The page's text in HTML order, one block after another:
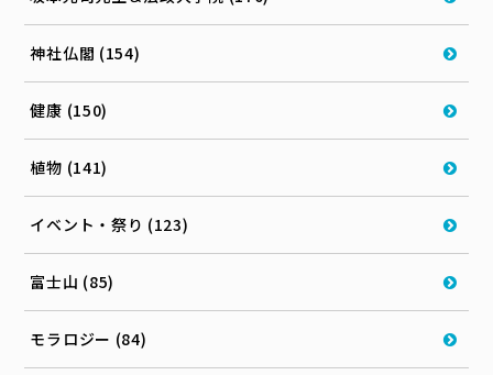
神社仏閣 (154)
健康 (150)
植物 (141)
イベント・祭り (123)
富士山 (85)
モラロジー (84)